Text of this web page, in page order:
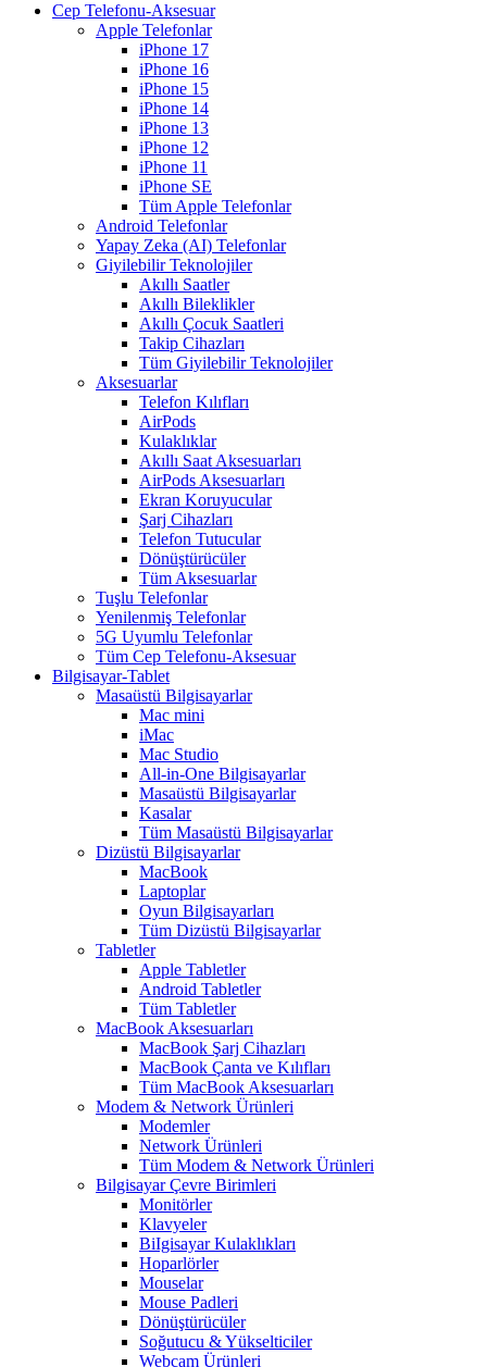
Cep Telefonu-Aksesuar
Apple Telefonlar
iPhone 17
iPhone 16
iPhone 15
iPhone 14
iPhone 13
iPhone 12
iPhone 11
iPhone SE
Tüm Apple Telefonlar
Android Telefonlar
Yapay Zeka (AI) Telefonlar
Giyilebilir Teknolojiler
Akıllı Saatler
Akıllı Bileklikler
Akıllı Çocuk Saatleri
Takip Cihazları
Tüm Giyilebilir Teknolojiler
Aksesuarlar
Telefon Kılıfları
AirPods
Kulaklıklar
Akıllı Saat Aksesuarları
AirPods Aksesuarları
Ekran Koruyucular
Şarj Cihazları
Telefon Tutucular
Dönüştürücüler
Tüm Aksesuarlar
Tuşlu Telefonlar
Yenilenmiş Telefonlar
5G Uyumlu Telefonlar
Tüm Cep Telefonu-Aksesuar
Bilgisayar-Tablet
Masaüstü Bilgisayarlar
Mac mini
iMac
Mac Studio
All-in-One Bilgisayarlar
Masaüstü Bilgisayarlar
Kasalar
Tüm Masaüstü Bilgisayarlar
Dizüstü Bilgisayarlar
MacBook
Laptoplar
Oyun Bilgisayarları
Tüm Dizüstü Bilgisayarlar
Tabletler
Apple Tabletler
Android Tabletler
Tüm Tabletler
MacBook Aksesuarları
MacBook Şarj Cihazları
MacBook Çanta ve Kılıfları
Tüm MacBook Aksesuarları
Modem & Network Ürünleri
Modemler
Network Ürünleri
Tüm Modem & Network Ürünleri
Bilgisayar Çevre Birimleri
Monitörler
Klavyeler
BiIgisayar Kulaklıkları
Hoparlörler
Mouselar
Mouse Padleri
Dönüştürücüler
Soğutucu & Yükselticiler
Webcam Ürünleri